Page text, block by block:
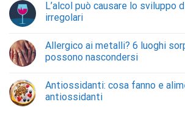
L’alcol può causare lo sviluppo
irregolari
Allergico ai metalli? 6 luoghi
possono nascondersi
Antiossidanti: cosa fanno e
antiossidanti